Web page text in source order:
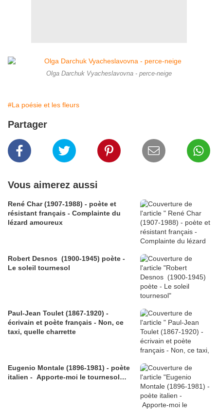
Olga Darchuk Vyacheslavovna - perce-neige
#La poésie et les fleurs
Partager
Vous aimerez aussi
René Char (1907-1988) - poète et
résistant français - Complainte du
lézard amoureux
Robert Desnos (1900-1945) poète -
Le soleil tournesol
Paul-Jean Toulet (1867-1920) -
écrivain et poète français - Non, ce
taxi, quelle charrette
Eugenio Montale (1896-1981) - poète
italien - Apporte-moi le tournesol…